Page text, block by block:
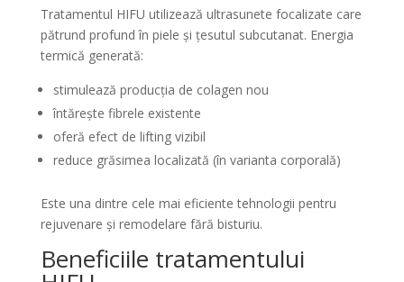
Tratamentul HIFU utilizează ultrasunete focalizate care
pătrund profund în piele și țesutul subcutanat. Energia
termică generată:
stimulează producția de colagen nou
întărește fibrele existente
oferă efect de lifting vizibil
reduce grăsimea localizată (în varianta corporală)
Este una dintre cele mai eficiente tehnologii pentru
rejuvenare și remodelare fără bisturiu.
Beneficiile tratamentului